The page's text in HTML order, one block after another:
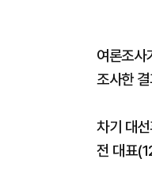
여론조
조사한
차기 대
전 대표